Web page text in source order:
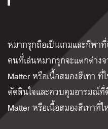
หมากรุกถือเป็นเกมและกีฬา
คนที่เล่นหมากรุกจะแตกต่าง
Matterหรือเนื้อสมองสีเทา
ตัดสินใจและควบคุมอารมณ์ที่
Matterหรือเนื้อสมองสีเทาที่